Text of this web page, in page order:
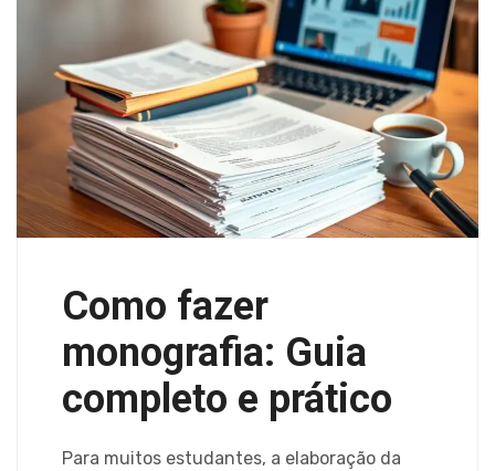
Como fazer
monografia: Guia
completo e prático
Para muitos estudantes, a elaboração da